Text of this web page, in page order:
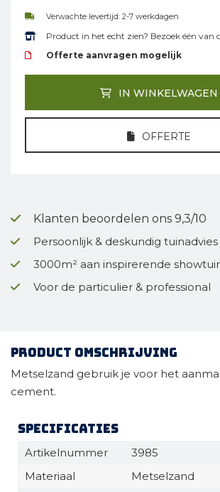
Verwachte levertijd: 2-7 werkdagen
Product in het echt zien? Bezoek één van
Offerte aanvragen mogelijk
IN WINKELWAGEN
OFFERTE
Klanten beoordelen ons 9,3/10
Persoonlijk & deskundig tuinadvies
3000m² aan inspirerende
Voor de particulier & professional
Product omschrijving
Metselzand gebruik je voor het
cement.
Specificaties
Artikelnummer
3985
Materiaal
Metselzand